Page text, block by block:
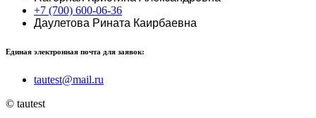
+7 (700) 600-06-36
Даулетова Рината Каирбаевна
Единая электронная почта для заявок:
tautest@mail.ru
© tautest